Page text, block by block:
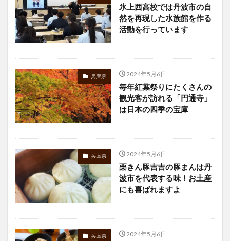
氷上西高校では丹波市の自
然を再現した水族館を作る
活動を行っています
兵庫県 2024年5月6日
毎年紅葉祭りにたくさんの
観光客が訪れる「円通寺」
は日本の四季の宝庫
兵庫県 2024年5月6日
栗きん豚吉吉の豚まんは丹
波市を代表する味！お土産
にも喜ばれますよ
兵庫県 2024年5月6日